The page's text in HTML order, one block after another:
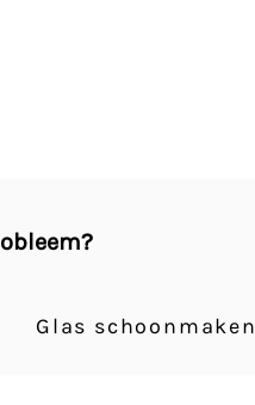
Glas schoonmaken